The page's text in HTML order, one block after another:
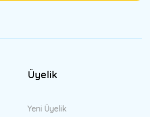
Üyelik
Yeni Üyelik